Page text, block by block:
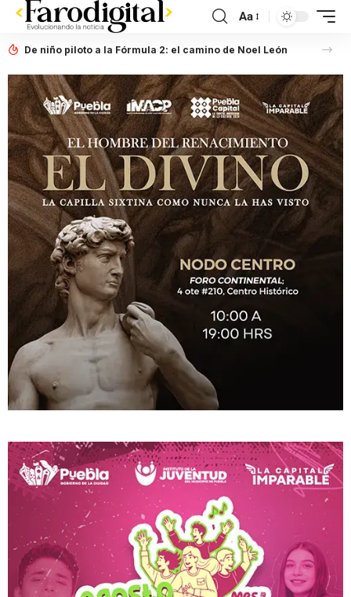
Aa
De niño piloto a la Fórmula 2: el camino de Noel León